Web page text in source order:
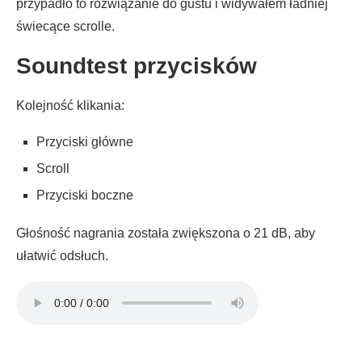
przypadło to rozwiązanie do gustu i widywałem ładniej
świecące scrolle.
Soundtest przycisków
Kolejność klikania:
Przyciski główne
Scroll
Przyciski boczne
Głośność nagrania została zwiększona o 21 dB, aby
ułatwić odsłuch.